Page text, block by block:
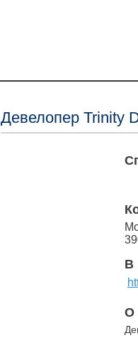
Девелопер Trinity
В
О